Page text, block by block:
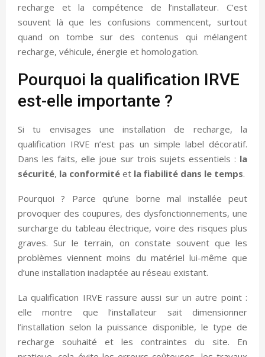
recharge et la compétence de l’installateur. C’est
souvent là que les confusions commencent, surtout
quand on tombe sur des contenus qui mélangent
recharge, véhicule, énergie et homologation.
Pourquoi la qualification IRVE
est-elle importante ?
Si tu envisages une installation de recharge, la
qualification IRVE n’est pas un simple label décoratif.
Dans les faits, elle joue sur trois sujets essentiels : la
sécurité, la conformité et la fiabilité dans le temps.
Pourquoi ? Parce qu’une borne mal installée peut
provoquer des coupures, des dysfonctionnements, une
surcharge du tableau électrique, voire des risques plus
graves. Sur le terrain, on constate souvent que les
problèmes viennent moins du matériel lui-même que
d’une installation inadaptée au réseau existant.
La qualification IRVE rassure aussi sur un autre point :
elle montre que l’installateur sait dimensionner
l’installation selon la puissance disponible, le type de
recharge souhaité et les contraintes du site. En